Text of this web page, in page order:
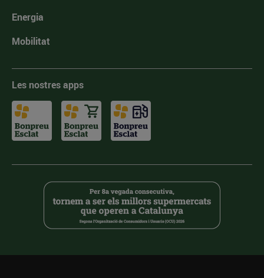
Energia
Mobilitat
Les nostres apps